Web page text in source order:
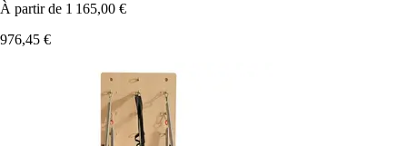
À partir de 1 165,00 €
976,45 €